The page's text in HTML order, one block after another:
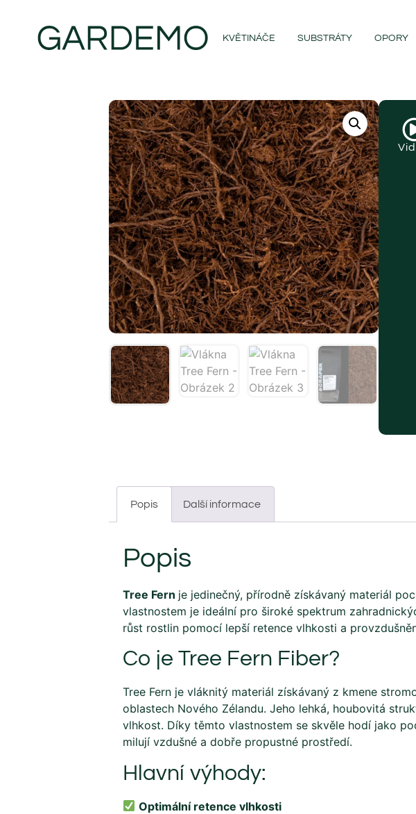
KVĚTINÁČE SUBSTRÁTY OPORY
Popis Další informace
Popis
Tree Fern je jedinečný, přírodně získávaný materiál
vlastnostem je ideální pro široké spektrum
růst rostlin pomocí lepší retence vlhkosti a
Co je Tree Fern Fiber?
Tree Fern je vláknitý materiál získávaný z kmene
oblastech Nového Zélandu. Jeho lehká, houbovitá
vlhkost. Díky těmto vlastnostem se skvěle hodí jako
milují vzdušné a dobře propustné prostředí.
Hlavní výhody:
Optimální retence vlhkosti